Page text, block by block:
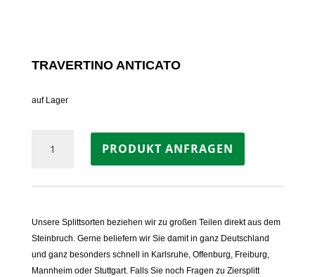
TRAVERTINO ANTICATO
auf Lager
Anticato
PRODUKT ANFRAGEN
Unsere Splittsorten beziehen wir zu großen Teilen direkt aus dem
Steinbruch. Gerne beliefern wir Sie damit in ganz Deutschland
und ganz besonders schnell in Karlsruhe, Offenburg, Freiburg,
Mannheim oder Stuttgart. Falls Sie noch Fragen zu Ziersplitt